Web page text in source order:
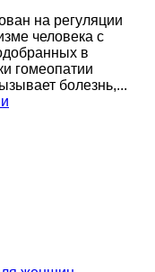
на регуляции
человека с
в
гомеопатии
болезнь,...